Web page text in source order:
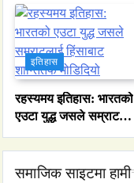
इतिहास
रहस्यमय इतिहास: भारतको
एउटा युद्ध जसले सम्राटलाई
मोडिदियो
समाजिक साइटमा हामी